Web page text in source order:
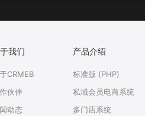
我们
CRMEB
伙伴
动态
产品介绍
标准版 (PHP)
私域会员电商系统
多门店系统